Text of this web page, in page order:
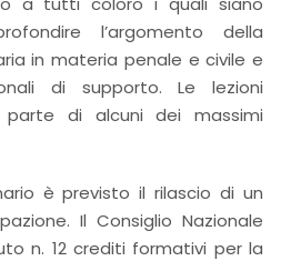
l’argomento della
in materia penale e civile e
di supporto. Le lezioni
di alcuni dei massimi
è previsto il rilascio di un
Il Consiglio Nazionale
n. 12 crediti formativi per la